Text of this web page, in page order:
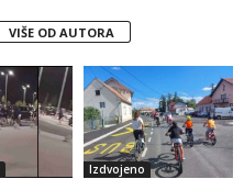
VIŠE OD AUTORA
Izdvojeno